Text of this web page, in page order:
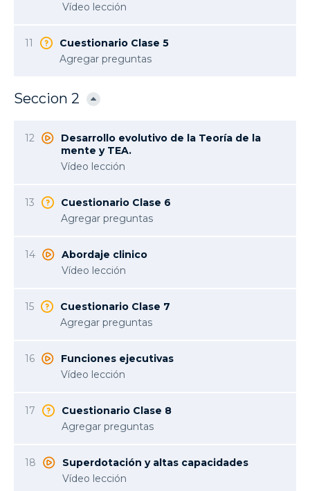
Vídeo lección
11
Cuestionario Clase 5
Agregar preguntas
Seccion 2
12
Desarrollo evolutivo de la Teoría de la
mente y TEA.
Vídeo lección
13
Cuestionario Clase 6
Agregar preguntas
14
Abordaje clinico
Vídeo lección
15
Cuestionario Clase 7
Agregar preguntas
16
Funciones ejecutivas
Vídeo lección
17
Cuestionario Clase 8
Agregar preguntas
18
Superdotación y altas capacidades
Vídeo lección